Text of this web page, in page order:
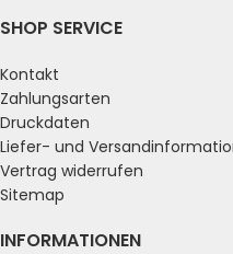
SHOP SERVICE
Kontakt
Zahlungsarten
Druckdaten
Liefer- und
Vertrag widerrufen
Sitemap
INFORMATIONEN